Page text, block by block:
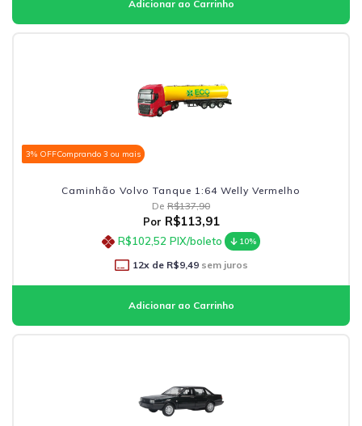
3% OFFComprando 3 ou mais
Caminhão Volvo Tanque 1:64 Welly Vermelho
De R$137,90
Por R$113,91
R$102,52 PIX/boleto 10%
12x de R$9,49sem juros